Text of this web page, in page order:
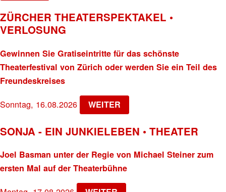
ZÜRCHER THEATERSPEKTAKEL •
VERLOSUNG
Gewinnen Sie Gratiseintritte für das schönste
Theaterfestival von Zürich oder werden Sie ein Teil des
Freundeskreises
Sonntag, 16.08.2026 WEITER
SONJA - EIN JUNKIELEBEN • THEATER
Joel Basman unter der Regie von Michael Steiner zum
ersten Mal auf der Theaterbühne